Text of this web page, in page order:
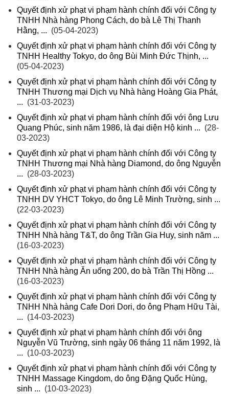
Quyết định xử phạt vi phạm hành chính đối với Công ty
TNHH Nhà hàng Phong Cách, do bà Lê Thị Thanh
Hằng, ... (05-04-2023)
Quyết định xử phạt vi phạm hành chính đối với Công ty
TNHH Healthy Tokyo, do ông Bùi Minh Đức Thịnh, ...
(05-04-2023)
Quyết định xử phạt vi phạm hành chính đối với Công ty
TNHH Thương mại Dịch vụ Nhà hàng Hoàng Gia Phát,
... (31-03-2023)
Quyết định xử phạt vi phạm hành chính đối với ông Lưu
Quang Phúc, sinh năm 1986, là đại diện Hộ kinh ... (28-
03-2023)
Quyết định xử phạt vi phạm hành chính đối với Công ty
TNHH Thương mại Nhà hàng Diamond, do ông Nguyễn
... (28-03-2023)
Quyết định xử phạt vi phạm hành chính đối với Công ty
TNHH DV YHCT Tokyo, do ông Lê Minh Trường, sinh ...
(22-03-2023)
Quyết định xử phạt vi phạm hành chính đối với Công ty
TNHH Nhà hàng T&T, do ông Trần Gia Huy, sinh năm ...
(16-03-2023)
Quyết định xử phạt vi phạm hành chính đối với Công ty
TNHH Nhà hàng Ăn uống 200, do bà Trần Thị Hồng ...
(16-03-2023)
Quyết định xử phạt vi phạm hành chính đối với Công ty
TNHH Nhà hàng Cafe Dori Dori, do ông Phạm Hữu Tài,
... (14-03-2023)
Quyết định xử phạt vi phạm hành chính đối với ông
Nguyễn Vũ Trường, sinh ngày 06 tháng 11 năm 1992, là
... (10-03-2023)
Quyết định xử phạt vi phạm hành chính đối với Công ty
TNHH Massage Kingdom, do ông Đặng Quốc Hùng,
sinh ... (10-03-2023)